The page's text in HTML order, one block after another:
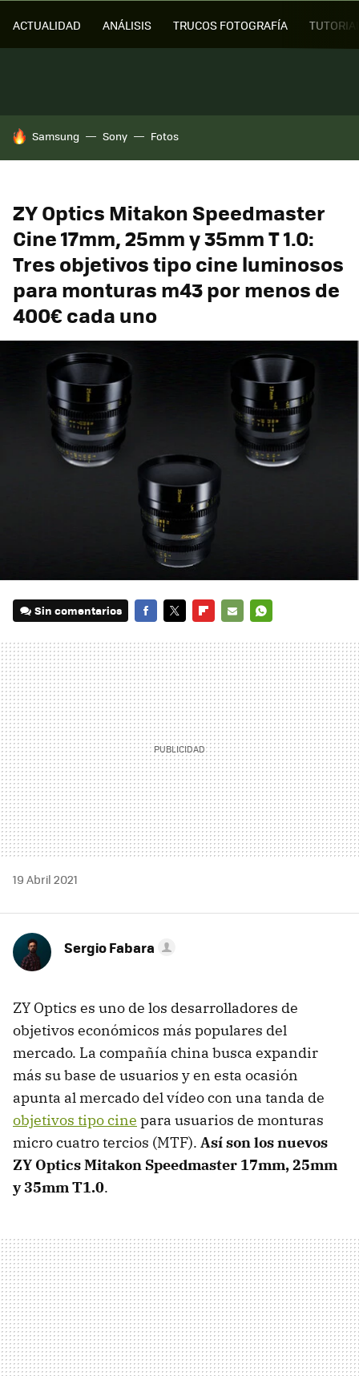
ACTUALIDAD ANÁLISIS TRUCOS FOTOGRAFÍA
HOY SE HABLA DE
Samsung Sony Fotos
ZY Optics Mitakon Speedmaster
Cine 17mm, 25mm y 35mm T 1.0:
Tres objetivos tipo cine luminosos
para monturas m43 por menos de
400€ cada uno
Sin comentarios
MAIL
19 Abril 2021
Sergio Fabara
ZY Optics es uno de los desarrolladores de
objetivos económicos más populares del
mercado. La compañía china busca expandir
más su base de usuarios y en esta ocasión
apunta al mercado del vídeo con una tanda de
objetivos tipo cine para usuarios de monturas
micro cuatro tercios (MTF). Así son los nuevos
ZY Optics Mitakon Speedmaster 17mm, 25mm
y 35mm T1.0.